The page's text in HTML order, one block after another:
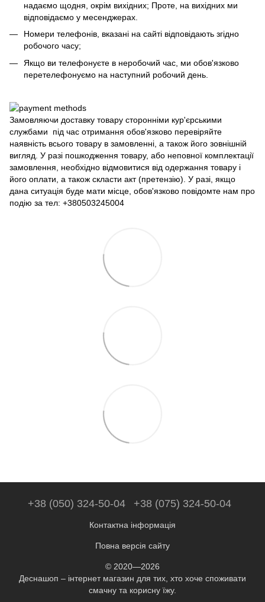
надаємо щодня, окрім вихідних; Проте, на вихідних ми
відповідаємо у месенджерах.
Номери телефонів, вказані на сайті відповідають згідно
робочого часу;
Якщо ви телефонуєте в неробочий час, ми обов'язково
перетелефонуємо на наступний робочий день.
Замовляючи доставку товару сторонніми кур'єрськими
службами під час отримання обов'язково перевіряйте
наявність всього товару в замовленні, а також його зовнішній
вигляд. У разі пошкодження товару, або неповної комплектації
замовлення, необхідно відмовитися від одержання товару і
його оплати, а також скласти акт (претензію). У разі, якщо
дана ситуація буде мати місце, обов'язково повідомте нам про
подію за тел: +380503245004
+38 (050) 324-50-04 +38 (075) 324-50-04
Контактна інформація
Повна версія сайту
© 2020—2026
Деснашоп – інтернет магазин для тих, хто хоче споживати
смачну та корисну їжу.